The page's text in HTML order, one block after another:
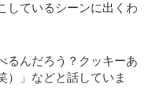
しているシーンに出くわ
るんだろう？クッキーあ
）」などと話していま